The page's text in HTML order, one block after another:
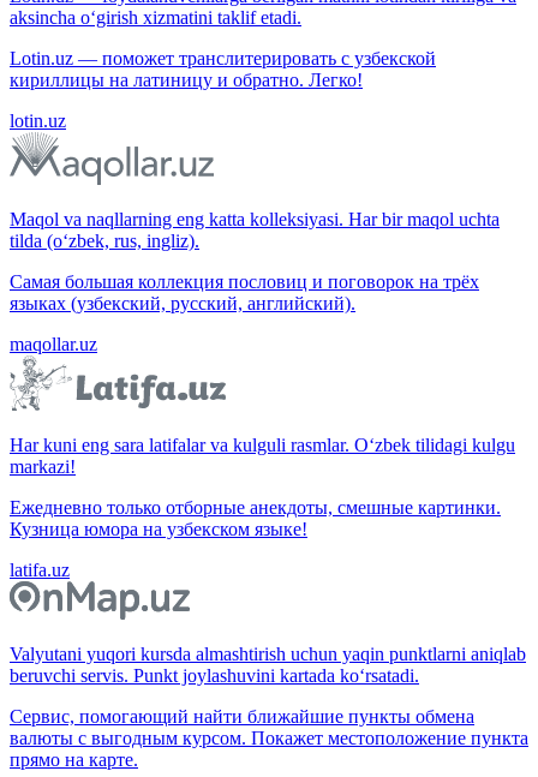
aksincha o‘girish xizmatini taklif etadi.
Lotin.uz — поможет транслитерировать с узбекской
кириллицы на латиницу и обратно. Легко!
lotin.uz
Maqol va naqllarning eng katta kolleksiyasi. Har bir maqol uchta
tilda (o‘zbek, rus, ingliz).
Самая большая коллекция пословиц и поговорок на трёх
языках (узбекский, русский, английский).
maqollar.uz
Har kuni eng sara latifalar va kulguli rasmlar. O‘zbek tilidagi kulgu
markazi!
Ежедневно только отборные анекдоты, смешные картинки.
Кузница юмора на узбекском языке!
latifa.uz
Valyutani yuqori kursda almashtirish uchun yaqin punktlarni aniqlab
beruvchi servis. Punkt joylashuvini kartada ko‘rsatadi.
Сервис, помогающий найти ближайшие пункты обмена
валюты с выгодным курсом. Покажет местоположение пункта
прямо на карте.